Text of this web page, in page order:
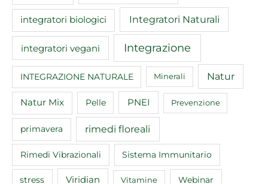
integratori biologici Integratori Naturali
integratori vegani Integrazione
INTEGRAZIONE NATURALE Minerali Natur
Natur Mix Pelle PNEI Prevenzione
primavera rimedi floreali
Rimedi Vibrazionali Sistema Immunitario
stress Viridian Vitamine Webinar